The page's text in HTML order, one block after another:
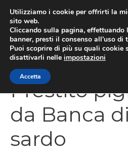
contenuto
Prestito
da Banca
sardo
Utilizziamo i cookie per offrirti la
sito web.
Cliccando sulla pagina, effettuando
banner, presti il consenso all’uso
Puoi scoprire di più su quali cookie
disattivarli nelle impostazioni
Accetta